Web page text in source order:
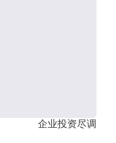
企业投资尽调